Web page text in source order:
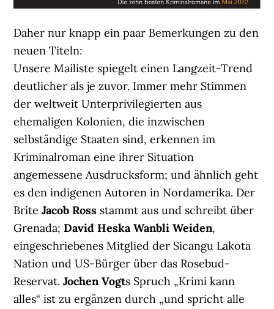
Daher nur knapp ein paar Bemerkungen zu den
neuen Titeln:
Unsere Mailiste spiegelt einen Langzeit-Trend
deutlicher als je zuvor. Immer mehr Stimmen
der weltweit Unterprivilegierten aus
ehemaligen Kolonien, die inzwischen
selbständige Staaten sind, erkennen im
Kriminalroman eine ihrer Situation
angemessene Ausdrucksform; und ähnlich geht
es den indigenen Autoren in Nordamerika. Der
BriteJacob Ross stammt aus und schreibt über
Grenada;David Heska Wanbli Weiden,
eingeschriebenes Mitglied der Sicangu Lakota
Nation und US-Bürger über das Rosebud-
Reservat.Jochen Vogts Spruch „Krimi kann
alles“ ist zu ergänzen durch „und spricht alle